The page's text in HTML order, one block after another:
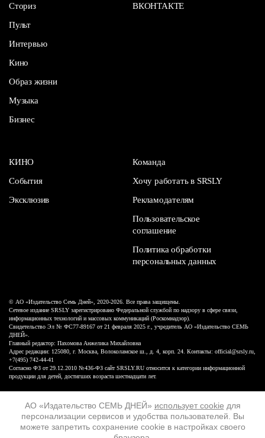
АО «Издательство СЕМЬ ДНЕЙ» использует cookie для
персонализации сервисов и удобства пользователей. Вы
можете запретить сохранение cookie в настройках своего
Сториз
Пульт
Интервью
Кино
Образ жизни
Музыка
Бизнес
ВКОНТАКТЕ
КИНО
События
Эксклюзив
Команда
Хочу работать в SRSLY
Рекламодателям
Пользовательское
соглашение
Политика обработки
персональных данных
16+
© АО «Издательство Семь Дней», 2020-2026. Все права защищены.
Сетевое издание SRSLY зарегистрировано Федеральной службой по надзору в сфере связи,
информационных технологий и массовых коммуникаций (Роскомнадзор).
Свидетельство Эл № ФС77-89167 от 21 февраля 2025 г., учредитель АО «Издательство СЕМЬ
ДНЕЙ».
Главный редактор: Пахомова Анжелика Михайловна
Адрес редакции: 125080, г. Москва, Волоколамское ш., д. 4, корп. 24. Контакты: official@srsly.ru,
+7(495) 742-44-41
Согласно ФЗ от 29.12.2010 №436-ФЗ сайт SRSLY.RU относится к категории информационной
продукции для детей, достигших возраста шестнадцати лет.